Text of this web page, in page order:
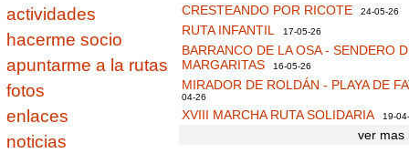
actividades
hacerme socio
apuntarme a la rutas
fotos
enlaces
noticias
CRESTEANDO POR RICOTE 24-05-26
RUTA INFANTIL 17-05-26
BARRANCO DE LA OSA - SENDERO
MARGARITAS 16-05-26
MIRADOR DE ROLDÁN - PLAYA DE
04-26
XVIII MARCHA RUTA SOLIDARIA 19-
ver mas